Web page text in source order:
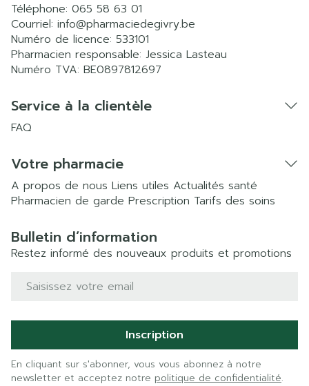
Téléphone: 065 58 63 01
Courriel: info@pharmaciedegivry.be
Numéro de licence: 533101
Pharmacien responsable: Jessica Lasteau
Numéro TVA: BE0897812697
Service à la clientèle
FAQ
Votre pharmacie
A propos de nous Liens utiles Actualités santé
Pharmacien de garde Prescription Tarifs des soins
Bulletin d’information
Restez informé des nouveaux produits et promotions
Adresse mail
Inscription
En cliquant sur s'abonner, vous vous abonnez à notre
newsletter et acceptez notre politique de confidentialité.